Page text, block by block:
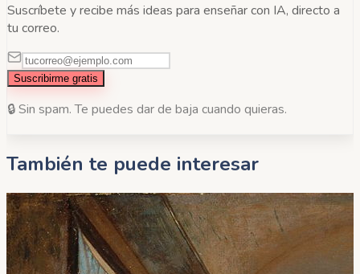
Suscríbete y recibe más ideas para enseñar con IA, directo a
tu correo.
Suscribirme gratis
🔒 Sin spam. Te puedes dar de baja cuando quieras.
También te puede interesar